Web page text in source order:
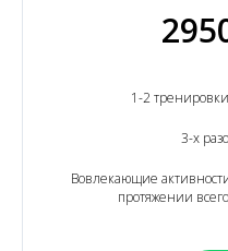
1-2
3-х
Вовлекающие
протяжении